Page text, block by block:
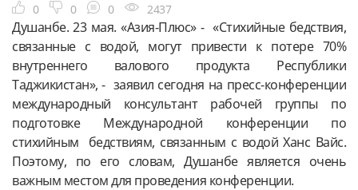
0 0 0 2437
Душанбе. 23 мая. «Азия-Плюс» - «Стихийные бедствия,
связанные с водой, могут привести к потере 70%
внутреннего валового продукта Республики
Таджикистан», - заявил сегодня на пресс-конференции
международный консультант рабочей группы по
подготовке Международной конференции по
стихийным бедствиям, связанным с водой Ханс Вайс.
Поэтому, по его словам, Душанбе является очень
важным местом для проведения конференции.